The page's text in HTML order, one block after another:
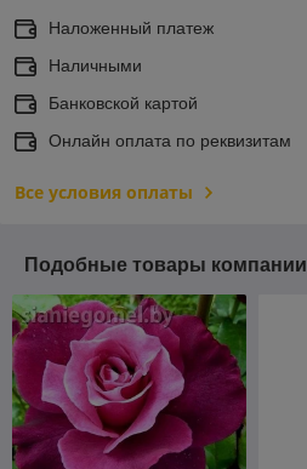
Наложенный платеж
Наличными
Банковской картой
Онлайн оплата по реквизитам
Все условия оплаты
Подобные товары компании